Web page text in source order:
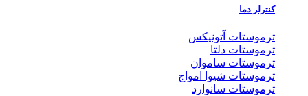
کنترلر دما
ترموستات آتونیکس
ترموستات دلتا
ترموستات ساموان
ترموستات شیوا امواج
ترموستات سانوارد